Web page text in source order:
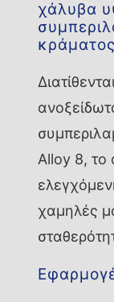
χάλυβα
Alloy 8, το
χαμηλές